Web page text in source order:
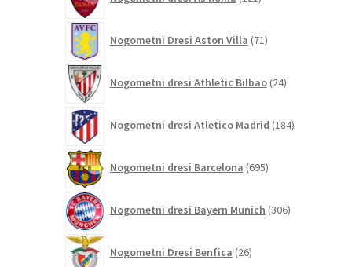
izdelkov
Nogometni Dresi Aston Villa 71izdelkov
Nogometni dresi Athletic Bilbao 24izdelkov
Nogometni dresi Atletico Madrid 184izdelkov
Nogometni dresi Barcelona 695izdelkov
Nogometni dresi Bayern Munich 306izdelkov
Nogometni Dresi Benfica 26izdelkov